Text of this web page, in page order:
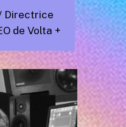
Directrice
de Volta +